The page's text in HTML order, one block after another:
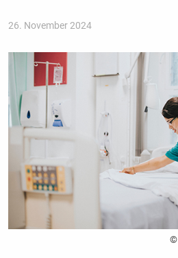
26. November 2024
©